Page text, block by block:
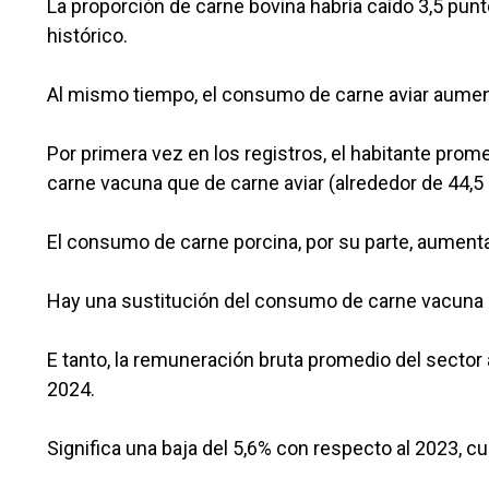
La proporción de carne bovina habría caído 3,5
histórico.
Al mismo tiempo, el consumo de carne aviar
Por primera vez en los registros, el habitante
carne vacuna que de carne aviar (alrededor de
El consumo de carne porcina, por su parte,
Hay una sustitución del consumo de carne
E tanto, la remuneración bruta promedio del
2024.
Significa una baja del 5,6% con respecto al 2023,